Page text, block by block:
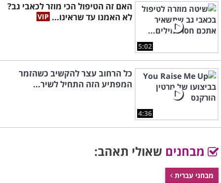
5:02
האם זה הטיפול הכי מוזר לכאבי גב?
לא האמנו עד שראינו...
4:36
כל הרחוב עצר להקשיב כשהזמר
המפתיע הזה התחיל לשיר...
מבחנים שאולי תאהב:
מבחני עברית